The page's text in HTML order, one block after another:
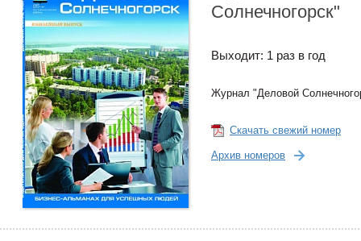
Солнечногорск"
Выходит: 1 раз в год
Журнал "Деловой
Скачать свежий номер
Архив номеров